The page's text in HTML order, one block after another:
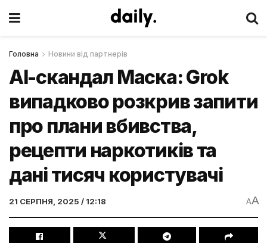
Головна Новини від партнерів
AI-скандал Маска: Grok
випадково розкрив запити
про плани вбивства,
рецепти наркотиків та
дані тисяч користувачі
21 СЕРПНЯ, 2025 / 12:18 AA